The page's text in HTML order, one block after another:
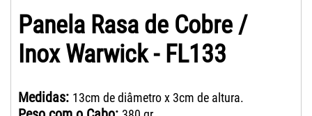
Panela Rasa de Cobre /
Inox Warwick - FL133
Medidas: 13cm de diâmetro x 3cm de altura.